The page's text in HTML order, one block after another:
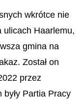
wkrótce nie
ulicach Haarlemu,
gmina na
Został on
przez
Partia Pracy